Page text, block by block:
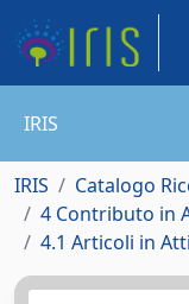
IRIS
IRIS
Catalogo
4 Contributo in
4.1 Articoli in